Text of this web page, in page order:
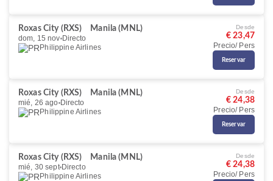
Roxas City (RXS)
Manila (MNL)
dom, 15 nov Directo
Philippine Airlines
Desde
€ 23,47
Precio/ Pers
Reservar
Roxas City (RXS)
Manila (MNL)
mié, 26 ago Directo
Philippine Airlines
Desde
€ 24,38
Precio/ Pers
Reservar
Roxas City (RXS)
Manila (MNL)
mié, 30 sept Directo
Philippine Airlines
Desde
€ 24,38
Precio/ Pers